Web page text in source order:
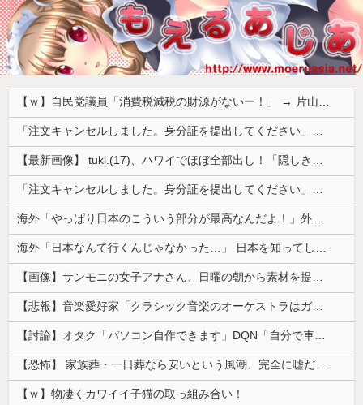
【ｗ】自民党議員「消費税減税の財源がないー！」 → 片山財務相、財源の心配は１ミリもいらない！と主張 ｗｗｗｗｗｗｗｗｗｗｗｗｗｗ
「注文キャンセルしました。身分証を提出してください」とAmazonから突然のメール、怪しすぎるのでカスタマーに確認したら……
【最新画像】 tuki.(17)、ハワイでほぼ全部出し！「隠しきれない美貌」とSNSざわつく
「注文キャンセルしました。身分証を提出してください」とAmazonから突然のメール、怪しすぎるのでカスタマーに確認したら……
海外「やっぱり日本のこういう部分が最高なんだよ！」外国人が語る日本の魅力的に感じる部分とは・・・？【海外の反応】
海外「日本なんて行くんじゃなかった…」 日本を知ってしまったディズニー信者、帰国後『本家』に失望する事態に
【画像】サンモニの女子アナさん、日曜の朝から素材を提供してしまう
【悲報】音楽愛好家「クラシック音楽のオーケストラはガラガラなのに、ゲーム音楽のオーケストラは満員……本当にイライラする」
【討論】オタク「パソコン自作できます」DQN「自分で車やバイクいじれます」
【恐怖】 家族葬・一日葬なら安いという風潮、完全に嘘だった・・・・
【ｗ】物凄くカワイイ子猫の取っ組み合い！